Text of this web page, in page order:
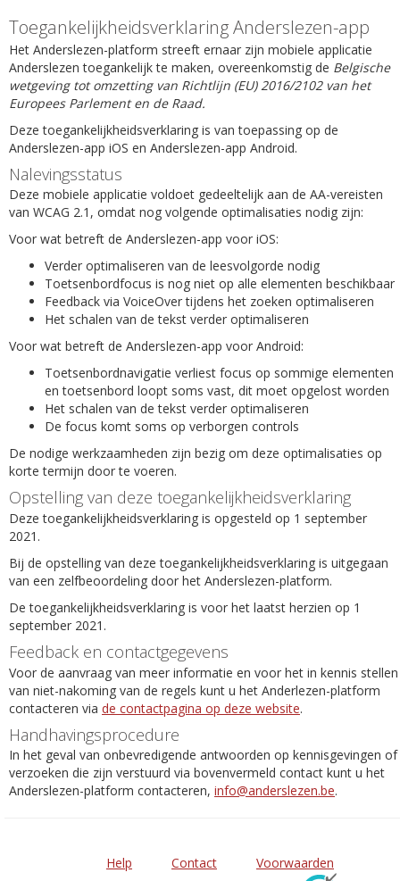
Toegankelijkheidsverklaring Anderslezen-app
Het Anderslezen-platform streeft ernaar zijn mobiele applicatie
Anderslezen toegankelijk te maken, overeenkomstig de Belgische
wetgeving tot omzetting van Richtlijn (EU) 2016/2102 van het
Europees Parlement en de Raad.
Deze toegankelijkheidsverklaring is van toepassing op de
Anderslezen-app iOS en Anderslezen-app Android.
Nalevingsstatus
Deze mobiele applicatie voldoet gedeeltelijk aan de AA-vereisten
van WCAG 2.1, omdat nog volgende optimalisaties nodig zijn:
Voor wat betreft de Anderslezen-app voor iOS:
Verder optimaliseren van de leesvolgorde nodig
Toetsenbordfocus is nog niet op alle elementen beschikbaar
Feedback via VoiceOver tijdens het zoeken optimaliseren
Het schalen van de tekst verder optimaliseren
Voor wat betreft de Anderslezen-app voor Android:
Toetsenbordnavigatie verliest focus op sommige elementen
en toetsenbord loopt soms vast, dit moet opgelost worden
Het schalen van de tekst verder optimaliseren
De focus komt soms op verborgen controls
De nodige werkzaamheden zijn bezig om deze optimalisaties op
korte termijn door te voeren.
Opstelling van deze toegankelijkheidsverklaring
Deze toegankelijkheidsverklaring is opgesteld op 1 september
2021.
Bij de opstelling van deze toegankelijkheidsverklaring is uitgegaan
van een zelfbeoordeling door het Anderslezen-platform.
De toegankelijkheidsverklaring is voor het laatst herzien op 1
september 2021.
Feedback en contactgegevens
Voor de aanvraag van meer informatie en voor het in kennis stellen
van niet-nakoming van de regels kunt u het Anderlezen-platform
contacteren via de contactpagina op deze website.
Handhavingsprocedure
In het geval van onbevredigende antwoorden op kennisgevingen of
verzoeken die zijn verstuurd via bovenvermeld contact kunt u het
Anderslezen-platform contacteren, info@anderslezen.be.
Help Contact
Voorwaarden